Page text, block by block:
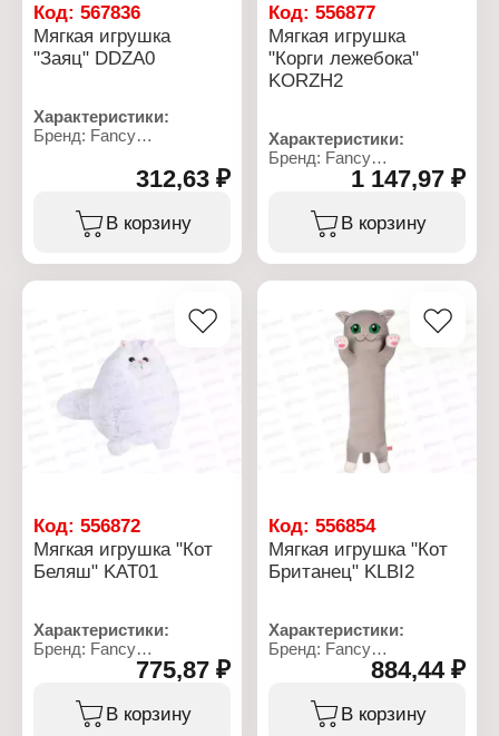
Код: 567836
Мягкая игрушка
"Заяц" DDZA0
Характеристики:
Бренд: Fancy
Тип товара: Мягкая
Модель: "Заяц"
Размер: 21х14 см
полотно, полиэфирное
312,63 ₽
В корзину
Код:556877
Мягкая игрушка
"Корги лежебока"
KORZH2
Характеристики:
Бренд: Fancy
Артикул: KORZH2
Тип товара: Мягкая
игрушка
Модель: "Корги-
полотно, полиэфирное
1 147,97 ₽
В корзину
Код: 556872
Мягкая игрушка "Кот
Беляш" KAT01
Характеристики:
Бренд: Fancy
Артикул: KAT01
Тип товара: Мягкая
игрушка
Модель: "Кот Беляш"
775,87 ₽
В корзину
Код:556854
Мягкая игрушка "Кот
Британец" KLBI2
Характеристики:
Бренд: Fancy
Артикул: KLBI2
Тип товара: Мягкая
игрушка
Модель: "Кот Британец"
884,44 ₽
В корзину